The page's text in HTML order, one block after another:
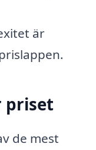
är
priset
de mest